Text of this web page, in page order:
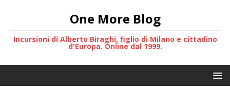
One More Blog
Incursioni di Alberto Biraghi, figlio di Milano e cittadino
d'Europa. Online dal 1999.